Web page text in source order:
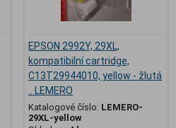
EPSON 2992Y, 29XL,
kompatibilní cartridge,
C13T29944010, yellow - žlutá
.. LEMERO
Katalogové číslo: LEMERO-
29XL-yellow